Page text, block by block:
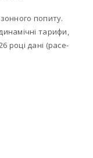
попиту.
тарифи,
році дані (pace-